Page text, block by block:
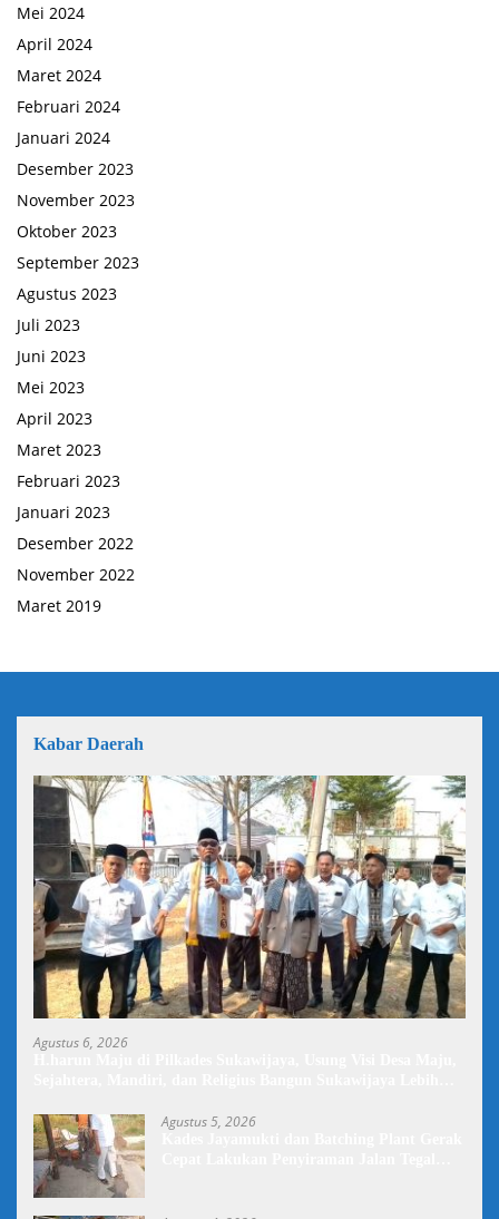
Mei 2024
April 2024
Maret 2024
Februari 2024
Januari 2024
Desember 2023
November 2023
Oktober 2023
September 2023
Agustus 2023
Juli 2023
Juni 2023
Mei 2023
April 2023
Maret 2023
Februari 2023
Januari 2023
Desember 2022
November 2022
Maret 2019
Kabar Daerah
Agustus 6, 2026
Agustus 5, 2026